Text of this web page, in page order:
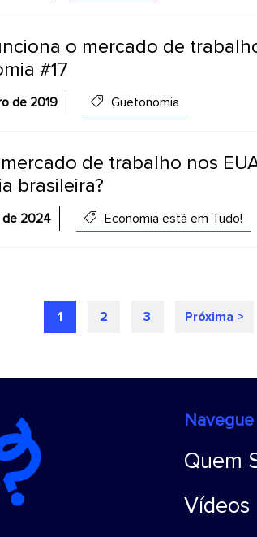
o mercado de
#17
de 2019 Guetonomia
de trabalho nos
brasileira?
de 2024 Economia está em Tudo!
1 2 3 Próxima >
Navegue
Quem
Vídeos